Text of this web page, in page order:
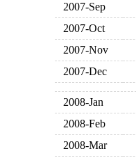
2007-Sep
2007-Oct
2007-Nov
2007-Dec
2008-Jan
2008-Feb
2008-Mar